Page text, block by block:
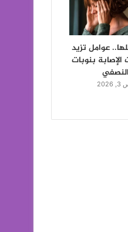
عوامل تزيد
الإصابة بنوبات